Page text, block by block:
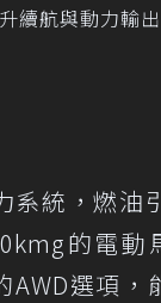
續航與動力輸
統，燃油
的電動
選項，